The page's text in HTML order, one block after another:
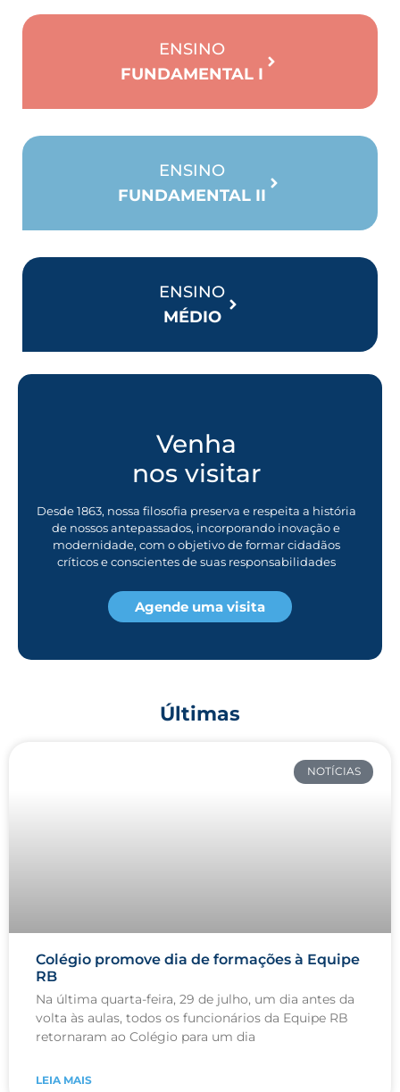
ENSINO
FUNDAMENTAL I
ENSINO
FUNDAMENTAL II
ENSINO
MÉDIO
Venha
nos visitar
Desde 1863, nossa filosofia preserva e respeita a história
de nossos antepassados, incorporando inovação e
modernidade, com o objetivo de formar cidadãos
críticos e conscientes de suas responsabilidades
Agende uma visita
Últimas
NOTÍCIAS
Colégio promove dia de formações à Equipe
RB
Na última quarta-feira, 29 de julho, um dia antes da
volta às aulas, todos os funcionários da Equipe RB
retornaram ao Colégio para um dia
LEIA MAIS